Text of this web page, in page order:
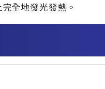
全地發光發熱。